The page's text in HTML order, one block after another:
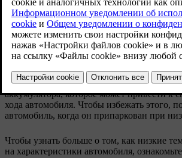
Обновленная версия 19.09.2024
Запас хода при низких температурах
Следующий раздел относится к
полностью электрическим автомобилям.
В холодную погоду существует опасность
аккумулятора, которое может привести к
хода автомобиля. Чтобы избежать этого,
автомобиль, когда он припаркован при
Чтобы узнать больше о том, как низкие
на характеристики автомобиля,